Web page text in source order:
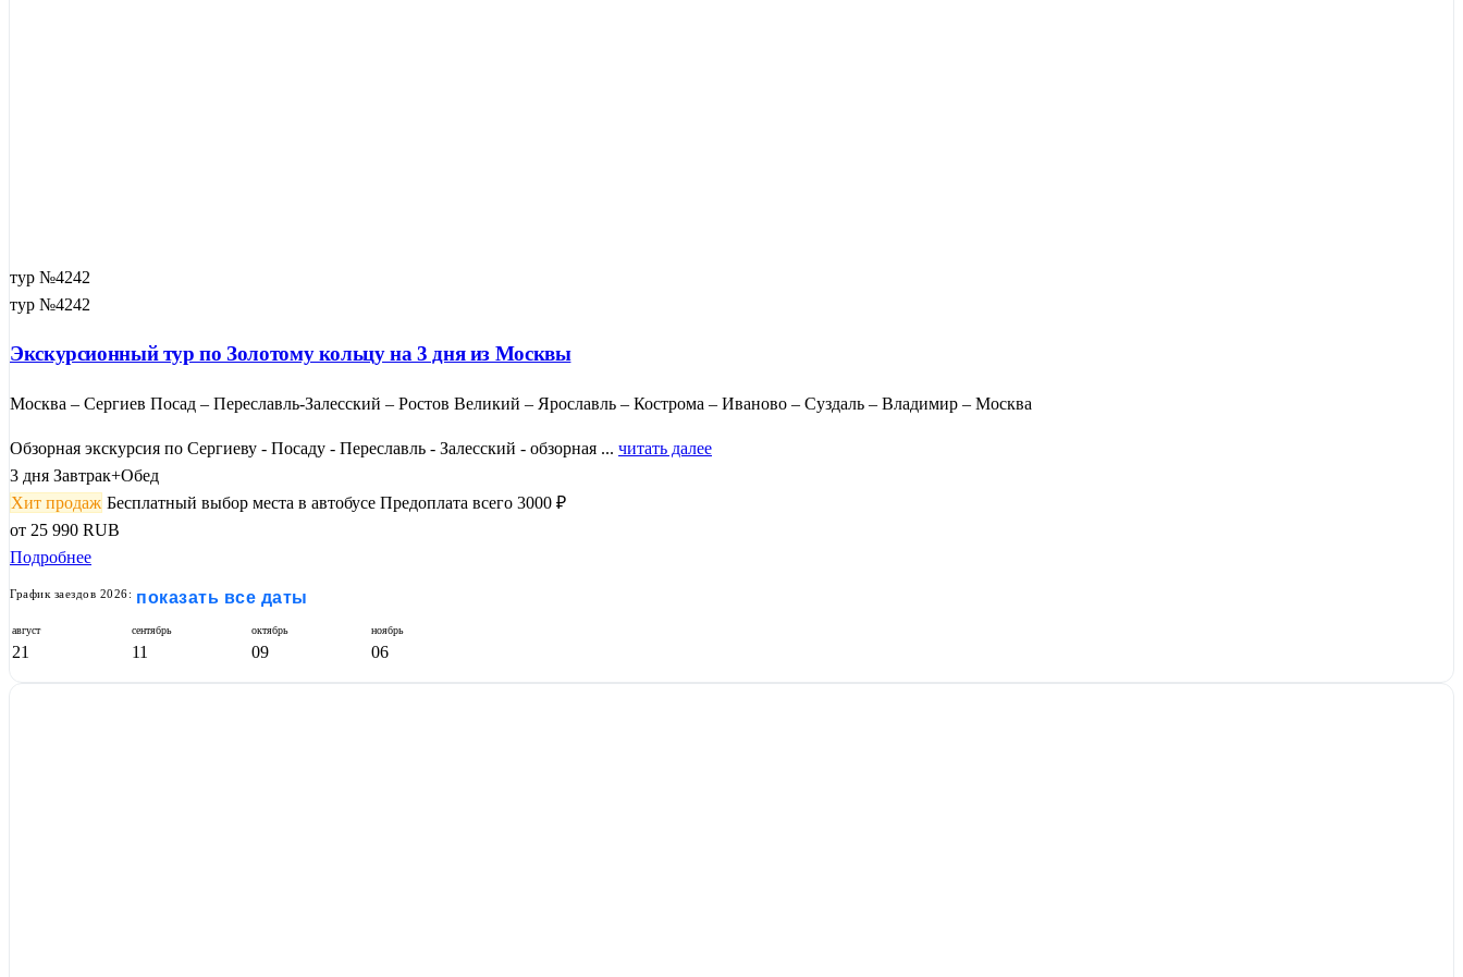
тур №4242
тур №4242
Экскурсионный тур по Золотому кольцу на 3 дня из Москвы
Москва – Сергиев Посад – Переславль-Залесский – Ростов Великий – Ярославль – Кострома – Иваново – Суздаль – Владимир – Москва
Обзорная экскурсия по Сергиеву - Посаду - Переславль - Залесский - обзорная ... читать далее
3 дня Завтрак+Обед
Хит продаж Бесплатный выбор места в автобусе Предоплата всего 3000 ₽
от 25 990 RUB
Подробнее
График заездов 2026: показать все даты
август
21
сентябрь
11
октябрь
09
ноябрь
06